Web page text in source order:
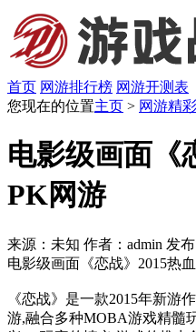
首页 网游排行榜 网游开测表
您现在的位置主页 > 网游精
电影级画面《
PK网游
来源：未知 作者：admin 发
电影级画面《恋战》2015热
《恋战》是一款2015年新游
游,融合多种MOBA游戏精髓